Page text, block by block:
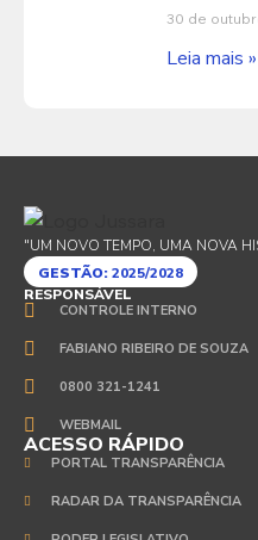
30 de
Leia mais »
"UM NOVO TEMPO, UMA NOVA
GESTÃO:2025/2028
RESPONSÁVEL
CONTROLE INTERNO
FABIANO RIBEIRO DE SOUZA
0800 321-1241
WEBMAIL
ACESSO RÁPIDO
PORTAL TRANSPARÊNCIA
RADAR DA TRANSPARÊNCIA